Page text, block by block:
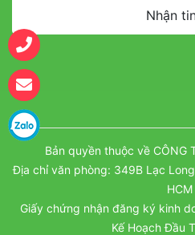
Nhận
Bản quyền thuộc về CÔNG
Địa chỉ văn phòng: 349B Lạc
HCM
Giấy chứng nhận đăng ký kinh
Kế Hoạch Đầu